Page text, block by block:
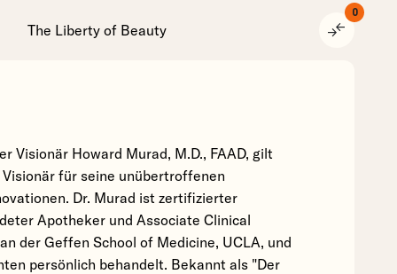
The Liberty of Beauty compare_arrows
0
Visionär Howard Murad, M.D., FAAD, gilt
für seine unübertroffenen
Dr. Murad ist zertifizierter
Apotheker und Associate Clinical
der Geffen School of Medicine, UCLA, und
persönlich behandelt. Bekannt als "Der